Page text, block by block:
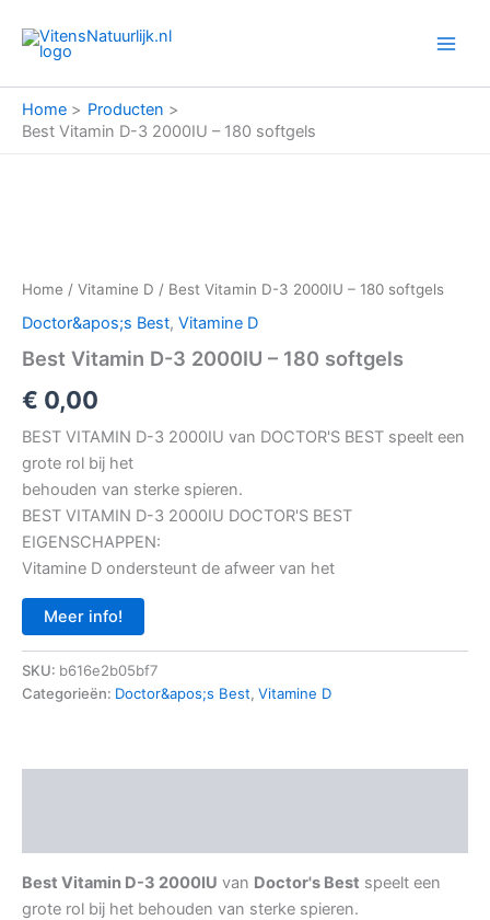
naar
inhoud
Home
Producten
Best Vitamin D-3 2000IU – 180 softgels
Home / Vitamine D / Best Vitamin D-3 2000IU – 180 softgels
Doctor&apos;s Best, Vitamine D
Best Vitamin D-3 2000IU – 180 softgels
€ 0,00
BEST VITAMIN D-3 2000IU van DOCTOR'S BEST speelt een
grote rol bij het
behouden van sterke spieren.
BEST VITAMIN D-3 2000IU DOCTOR'S BEST
EIGENSCHAPPEN:
Vitamine D ondersteunt de afweer van het
Meer info!
SKU: b616e2b05bf7
Categorieën: Doctor&apos;s Best, Vitamine D
Best Vitamin D-3 2000IU van Doctor's Best speelt een
grote rol bij het behouden van sterke spieren.